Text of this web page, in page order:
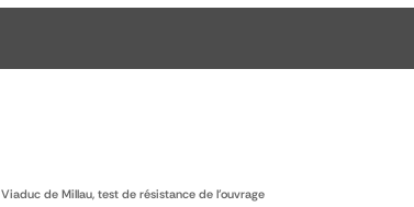
Viaduc de Millau, test de résistance de l'ouvrage